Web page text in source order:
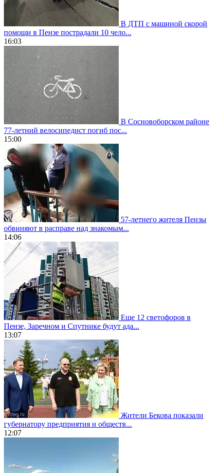
В ДТП с машиной скорой
помощи в Пензе пострадали 10 чело...
16:03
В Сосновоборском районе
77-летний велосипедист погиб пос...
15:00
57-летнего жителя Пензы
обвиняют в расправе над знакомым...
14:06
Еще 12 светофоров в
Пензе, Заречном и Спутнике будут ада...
13:07
Жители Бекова показали
губернатору предприятия и обществ...
12:07